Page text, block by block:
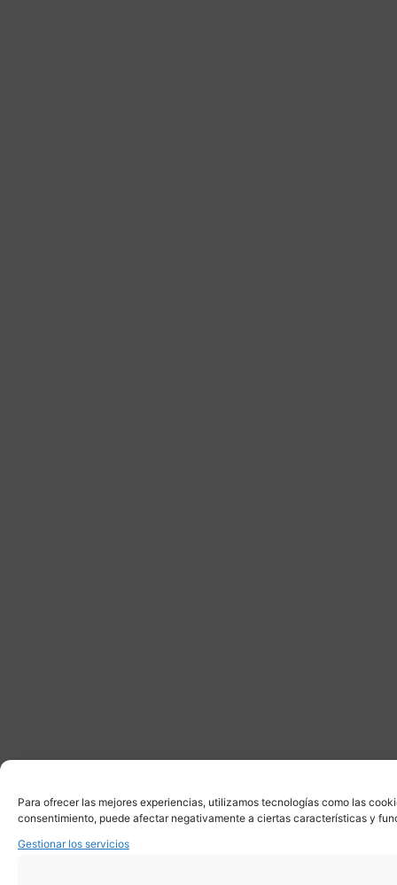
Para ofrecer las mejores experiencias, utilizamos tecnologías como las
consentimiento, puede afectar negativamente a ciertas características y
Gestionar los servicios